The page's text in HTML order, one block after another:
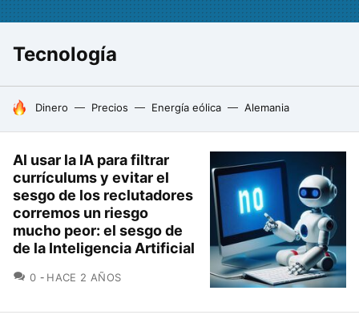
Tecnología
HOY SE HABLA DE
Dinero Precios Energía eólica Alemania
Al usar la IA para filtrar
currículums y evitar el
sesgo de los reclutadores
corremos un riesgo
mucho peor: el sesgo de
de la Inteligencia Artificial
0 COMENTARIOS
HACE 2 AÑOS